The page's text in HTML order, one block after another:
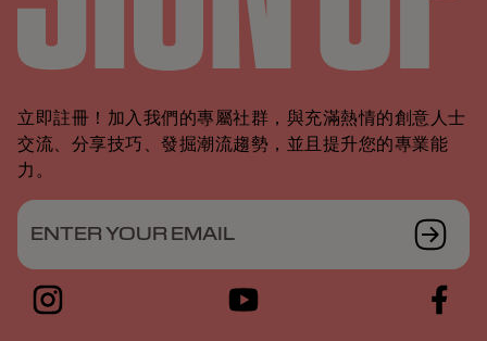
立即註冊！加入我們的專屬社群，與充滿熱情的創意人士
交流、分享技巧、發掘潮流趨勢，並且提升您的專業能
力。
ENTER YOUR EMAIL